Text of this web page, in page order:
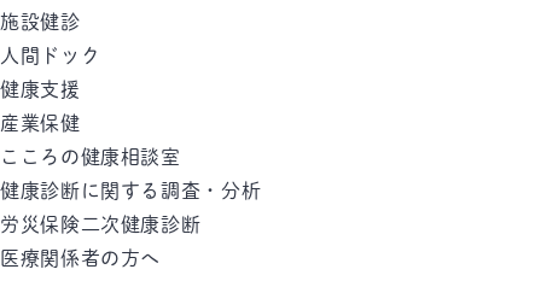
施設健診
人間ドック
健康支援
産業保健
こころの健康相談室
健康診断に関する調査・分析
労災保険二次健康診断
医療関係者の方へ